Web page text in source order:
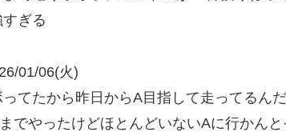
ぎる
01/06(火)
てたから昨日からA目指して走ってるん
でやったけどほとんどいないAに行かん